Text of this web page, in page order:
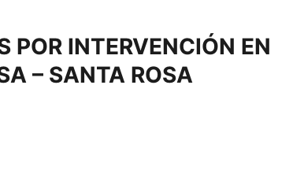
POR INTERVENCIÓN EN
– SANTA ROSA